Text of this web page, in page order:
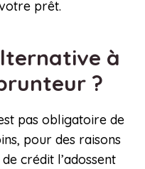
prêt.
à
?
pas obligatoire de
pour des raisons
crédit l’adossent